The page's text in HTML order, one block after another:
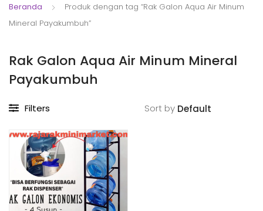
Beranda
Produk dengan tag “Rak Galon Aqua Air Minum
Mineral Payakumbuh”
Rak Galon Aqua Air Minum Mineral
Payakumbuh
Filters Sort by